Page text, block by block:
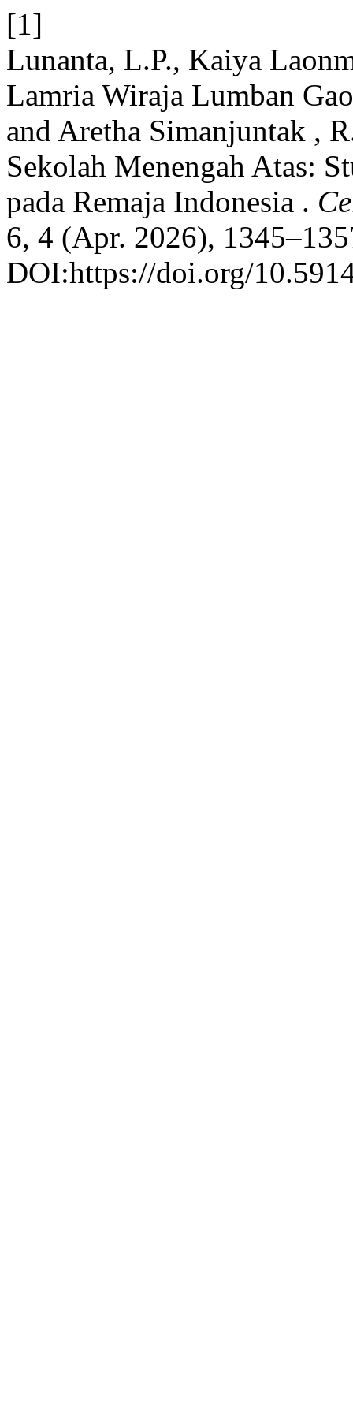
[1]
Lunanta, L.P., Kaiya
Lamria Wiraja Lumban
and Aretha Simanjuntak ,
Sekolah Menengah Atas:
pada Remaja Indonesia .
6, 4 (Apr. 2026),
DOI:https://doi.org/